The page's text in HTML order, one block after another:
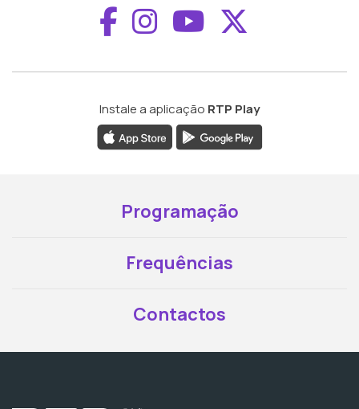
Aceder ao
Aceder ao
Aceder ao
Instale a aplicação RTP Play
Programação
Frequências
Contactos